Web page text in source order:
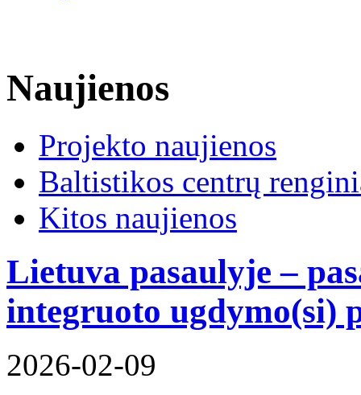
Naujienos
Projekto naujienos
Baltistikos centrų
Kitos naujienos
Lietuva pasaulyje –
integruoto ugdymo(si)
2026-02-09